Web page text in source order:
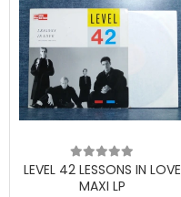
LEVEL 42 LESSONS IN LOVE
MAXI LP